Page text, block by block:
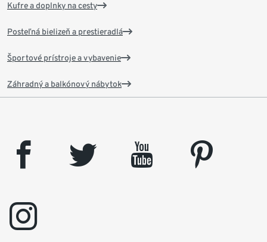
Kufre a doplnky na cesty
Posteľná bielizeň a prestieradlá
Športové prístroje a vybavenie
Záhradný a balkónový nábytok
facebook twitter youtube
pinterest
instagram